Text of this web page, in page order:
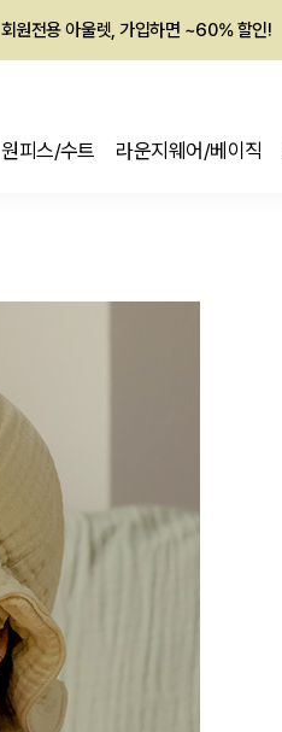
회원전용 아울렛, 가입하면 ~60% 할인!
원피스/수트 라운지웨어/베이직